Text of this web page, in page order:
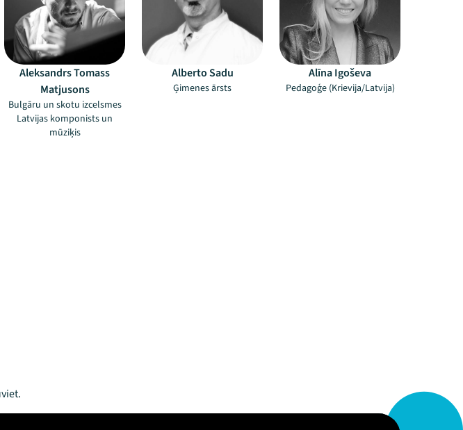
Aleksandrs Tomass
Matjusons
Bulgāru un skotu izcelsmes
Latvijas komponists un
mūziķis
Alberto Sadu
Ģimenes ārsts
Alīna Igoševa
Pedagoģe (Krievija/Latvija)